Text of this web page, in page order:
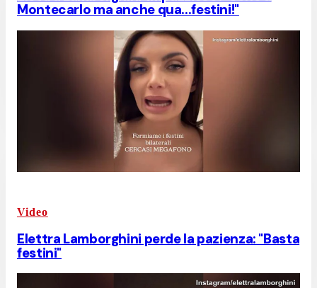
Montecarlo ma anche qua...festini!"
Video
Elettra Lamborghini perde la pazienza: "Basta
festini"